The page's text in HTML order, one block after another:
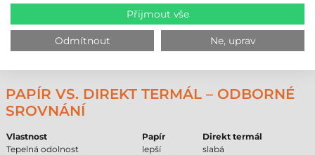
Typ materiálu
Očekávaná životnost (interiér)
Direkt termál
6–18 měsíců
PAPÍR VS. DIREKT TERMÁL – ODBORNÉ
SROVNÁNÍ
Vlastnost Papír
Direkt termál
Tepelná odolnost
lepší
slabá
Přijmout vše
Odmítnout Ne, uprav